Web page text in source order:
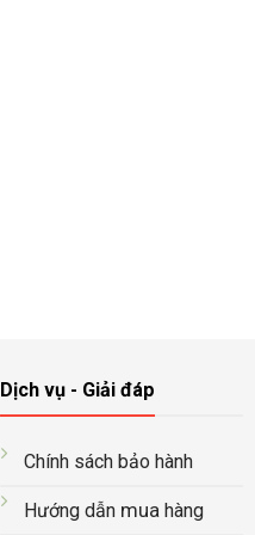
Dịch vụ - Giải đáp
Chính sách bảo hành
Hướng dẫn mua hàng